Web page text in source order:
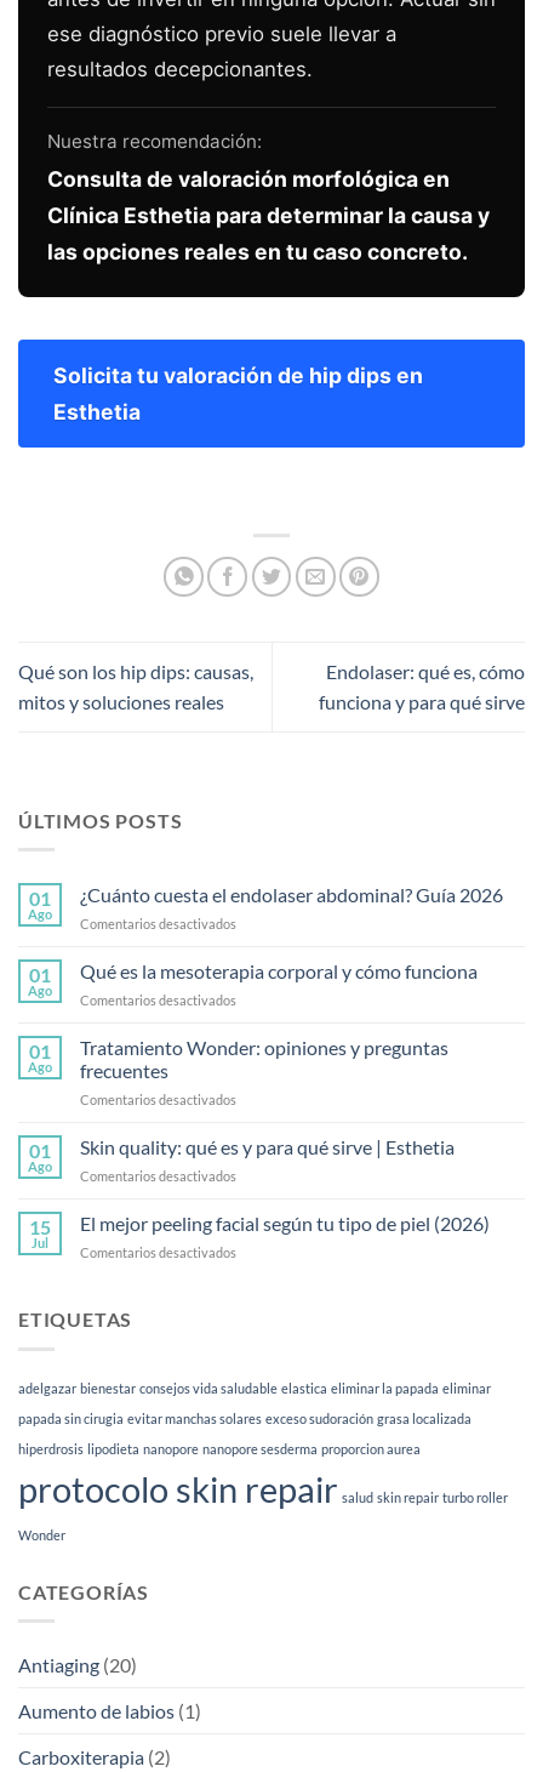
ese diagnóstico previo suele llevar a
resultados decepcionantes.
Nuestra recomendación:
Consulta de valoración morfológica en
Clínica Esthetia para determinar la causa y
las opciones reales en tu caso concreto.
Solicita tu valoración de hip dips en
Esthetia
Qué son los hip dips: causas,
mitos y soluciones reales
Endolaser: qué es, cómo
funciona y para qué sirve
ÚLTIMOS POSTS
01
Ago
¿Cuánto cuesta el endolaser abdominal? Guía 2026
Comentarios desactivados
cuesta
el
endolaser
Guía
01
Ago
Qué es la mesoterapia corporal y cómo funciona
Comentarios desactivados
es
corporal
cómo
01
Ago
Tratamiento Wonder: opiniones y preguntas
frecuentes
Comentarios desactivados
opiniones
y
frecuentes
01
Ago
Skin quality: qué es y para qué sirve | Esthetia
Comentarios desactivados
quality:
es
Esthetia
15
Jul
El mejor peeling facial según tu tipo de piel (2026)
Comentarios desactivados
tipo
de
(2026)
ETIQUETAS
adelgazar bienestar consejos vida saludable elastica eliminar la papada eliminar
papada sin cirugia evitar manchas solares exceso sudoración grasa localizada
hiperdrosis lipodieta nanopore nanopore sesderma proporcion aurea
protocolo skin repair salud skin repair turbo roller
Wonder
CATEGORÍAS
Antiaging (20)
Aumento de labios (1)
Carboxiterapia (2)